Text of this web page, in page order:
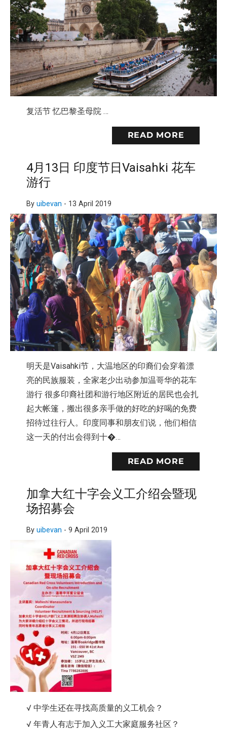
复活节 忆巴黎圣母院 …
READ MORE
4月13日 印度节日Vaisahki 花车
游行
By uibevan - 13 April 2019
明天是Vaisahki节，大温地区的印裔们会穿着漂
亮的民族服装，全家老少出动参加温哥华的花车
游行 很多印裔社团和游行地区附近的居民也会扎
起大帐篷，搬出很多亲手做的好吃的好喝的免费
招待过往行人。印度同事和朋友们说，他们相信
这一天的付出会得到十�…
READ MORE
加拿大红十字会义工介绍会暨现
场招募会
By uibevan - 9 April 2019
√ 中学生还在寻找高质量的义工机会？
√ 年青人有志于加入义工大家庭服务社区？